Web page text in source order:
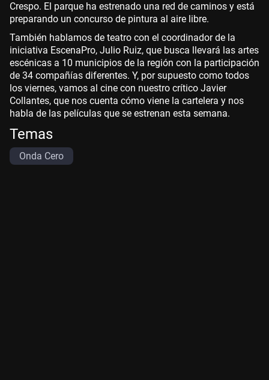
Crespo. El parque ha estrenado una red de caminos y está
preparando un concurso de pintura al aire libre.
También hablamos de teatro con el coordinador de la
iniciativa EscenaPro, Julio Ruiz, que busca llevará las artes
escénicas a 10 municipios de la región con la participación
de 34 compañías diferentes. Y, por supuesto como todos
los viernes, vamos al cine con nuestro crítico Javier
Collantes, que nos cuenta cómo viene la cartelera y nos
habla de las películas que se estrenan esta semana.
Temas
Onda Cero